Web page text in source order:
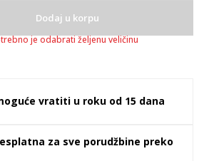
Dodaj u korpu
je odabrati željenu veličinu
vratiti u roku od 15 dana
za sve porudžbine preko